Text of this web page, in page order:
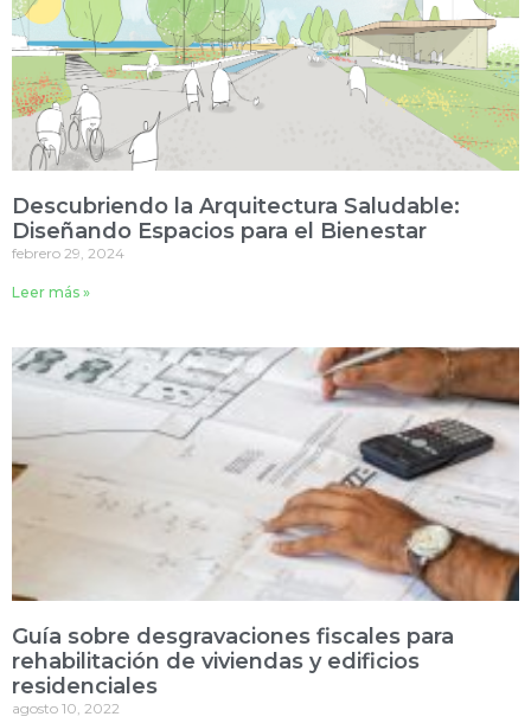
Descubriendo la Arquitectura Saludable:
Diseñando Espacios para el Bienestar
febrero 29, 2024
Leer más »
Guía sobre desgravaciones fiscales para
rehabilitación de viviendas y edificios
residenciales
agosto 10, 2022